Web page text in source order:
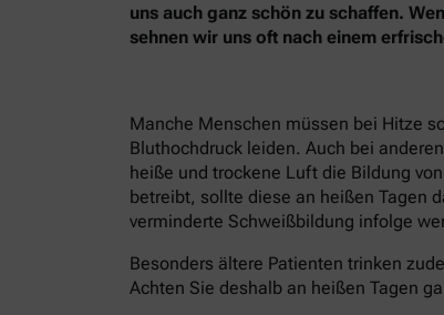
uns auch ganz schön zu schaffen.
sehnen wir uns oft nach einem
Manche Menschen müssen bei Hitze
Bluthochdruck leiden. Auch bei
heiße und trockene Luft die Bildung
betreibt, sollte diese an heißen Tagen
verminderte Schweißbildung infolge
Besonders ältere Patienten trinken
Achten Sie deshalb an heißen Tagen